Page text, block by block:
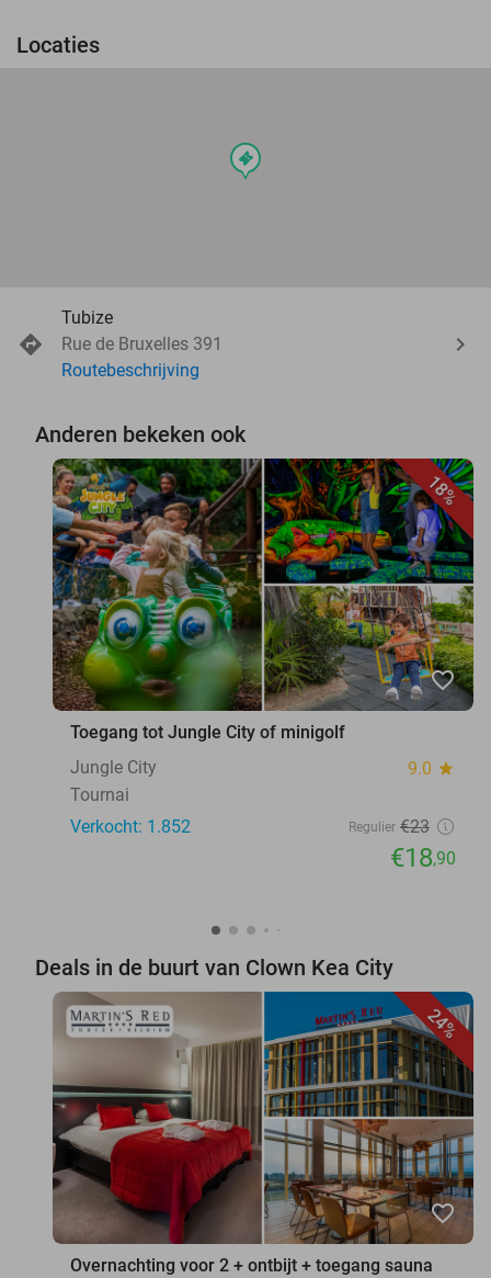
Locaties
events
Tubize
Rue de Bruxelles 391
Routebeschrijving
Anderen bekeken ook
18%
favorite_border
Toegang tot Jungle City of minigolf
Jungle City
9.0 star
Tournai
Verkocht: 1.852
Regulier €23
€18,90
Deals in de buurt van Clown Kea City
24%
favorite_border
Overnachting voor 2 + ontbijt + toegang sauna